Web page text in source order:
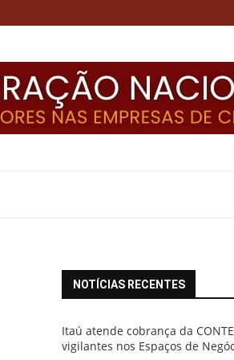
NOTÍCIAS RECENTES
Itaú atende cobrança da
vigilantes nos Espaços de